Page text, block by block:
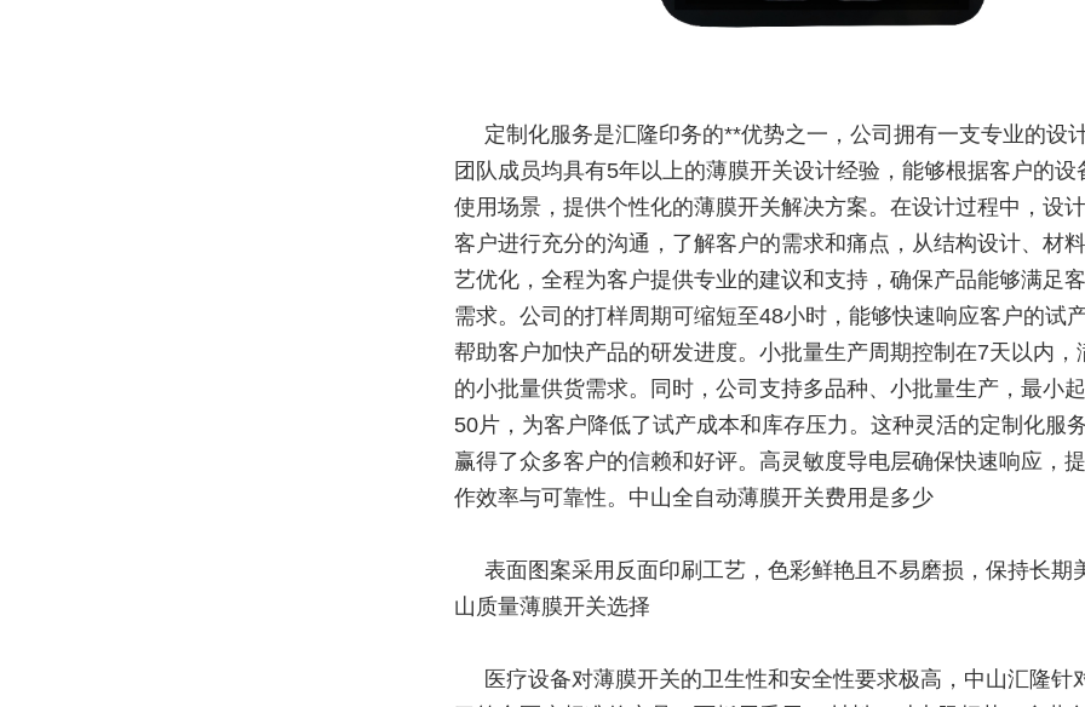
定制化服务是汇隆印务的**优势之一，公司拥有一支专业的设
团队成员均具有5年以上的薄膜开关设计经验，能够根据客户的设
使用场景，提供个性化的薄膜开关解决方案。在设计过程中，设
客户进行充分的沟通，了解客户的需求和痛点，从结构设计、材
艺优化，全程为客户提供专业的建议和支持，确保产品能够满足
需求。公司的打样周期可缩短至48小时，能够快速响应客户的试
帮助客户加快产品的研发进度。小批量生产周期控制在7天以内，
的小批量供货需求。同时，公司支持多品种、小批量生产，最小
50片，为客户降低了试产成本和库存压力。这种灵活的定制化服
赢得了众多客户的信赖和好评。高灵敏度导电层确保快速响应，
作效率与可靠性。中山全自动薄膜开关费用是多少
表面图案采用反面印刷工艺，色彩鲜艳且不易磨损，保持长期
山质量薄膜开关选择
医疗设备对薄膜开关的卫生性和安全性要求极高，中山汇隆针